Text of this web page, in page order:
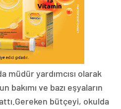
müdür yardımcısı olarak
bakımı ve bazı eşyaların
bütçeyi, okulda